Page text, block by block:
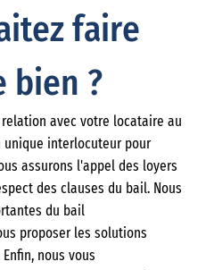
faire
bien ?
avec votre locataire au
unique interlocuteur pour
assurons l'appel des loyers
des clauses du bail. Nous
du bail
proposer les solutions
nous vous